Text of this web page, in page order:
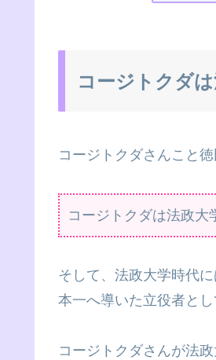
コージトクダ
コージトクダさんこと
コージトクダは法政大
そして、法政大学時代
本一へ導いた立役者と
コージトクダさんが法